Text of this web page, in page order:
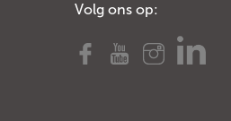
Volg ons op: